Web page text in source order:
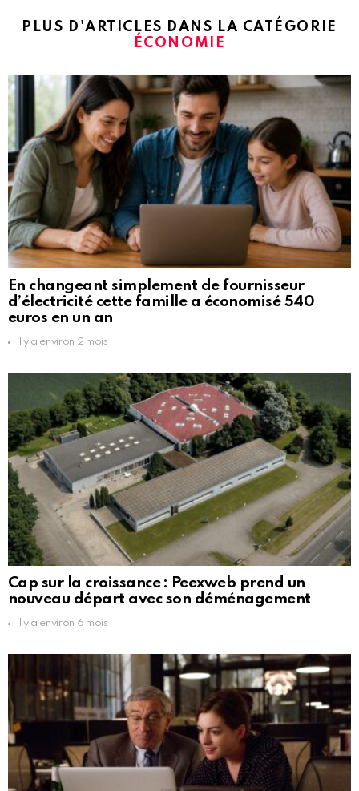
PLUS D'ARTICLES DANS LA CATÉGORIE
ÉCONOMIE
En changeant simplement de fournisseur
d’électricité cette famille a économisé 540
euros en un an
il y a environ 2 mois
Cap sur la croissance : Peexweb prend un
nouveau départ avec son déménagement
il y a environ 6 mois